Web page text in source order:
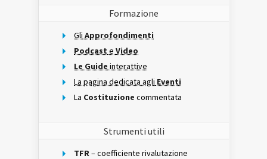
Formazione
Gli Approfondimenti
Podcast e Video
Le Guide interattive
La pagina dedicata agli Eventi
La Costituzione commentata
Strumenti utili
TFR– coefficiente rivalutazione